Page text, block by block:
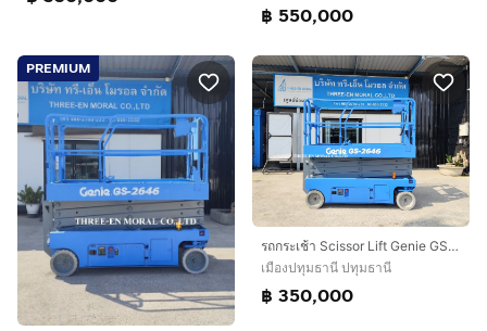
฿ 550,000
PREMIUM
รถกระเช้า Scissor Lift Genie GS-2646
เมืองปทุมธานี ปทุมธานี
฿ 350,000